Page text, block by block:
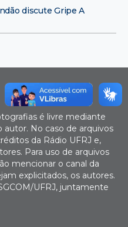
discute Gripe A
é livre mediante
autor. No caso de arquivos
da Rádio UFRJ e,
Para uso de arquivos
mencionar o canal da
explicitados, os autores.
UFRJ, juntamente